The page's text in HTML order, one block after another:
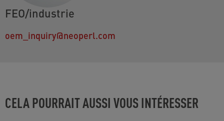
FEO/industrie
oem_inquiry@neoperl.com
CELA POURRAIT AUSSI VOUS INTÉRESSER